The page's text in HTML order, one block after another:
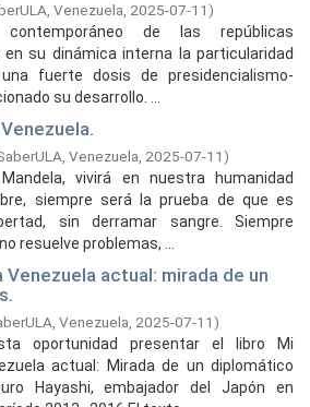
Venezuela, 2025-07-11)
de las repúblicas
su dinámica interna la particularidad
fuerte dosis de presidencialismo-
su desarrollo. ...
Venezuela, 2025-07-11)
vivirá en nuestra humanidad
siempre será la prueba de que es
sin derramar sangre. Siempre
resuelve problemas, ...
actual: mirada de un
Venezuela, 2025-07-11)
oportunidad presentar el libro Mi
actual: Mirada de un diplomático
Hayashi, embajador del Japón en